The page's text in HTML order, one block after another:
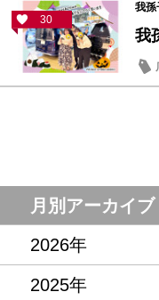
30
我孫
我
月別アーカイブ
2026年
2025年